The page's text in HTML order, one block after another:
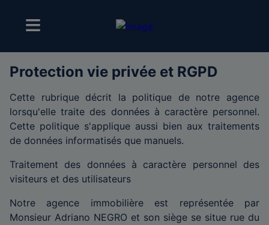
Protection vie privée et RGPD
Cette rubrique décrit la politique de notre agence
lorsqu'elle traite des données à caractère personnel.
Cette politique s'applique aussi bien aux traitements
de données informatisés que manuels.
Traitement des données à caractère personnel des
visiteurs et des utilisateurs
Notre agence immobilière est représentée par
Monsieur Adriano NEGRO et son siège se situe rue du